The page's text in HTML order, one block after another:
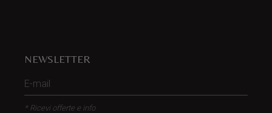
NEWSLETTER
* Ricevi offerte e info